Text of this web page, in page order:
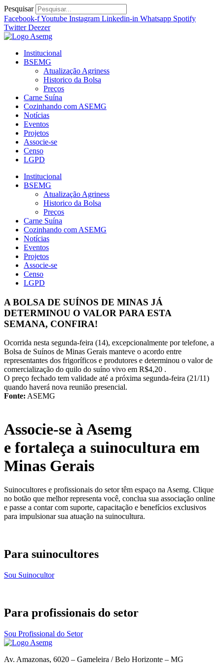
Ir
para
o
conteúdo
Pesquisar
Facebook-fYoutube Instagram Linkedin-in Whatsapp Spotify
Twitter Deezer
Institucional
BSEMG
Atualização Agriness
Historico da Bolsa
Preços
Carne Suína
Cozinhando com ASEMG
Notícias
Eventos
Projetos
Associe-se
Censo
LGPD
Institucional
BSEMG
Atualização Agriness
Historico da Bolsa
Preços
Carne Suína
Cozinhando com ASEMG
Notícias
Eventos
Projetos
Associe-se
Censo
LGPD
A BOLSA DE SUÍNOS DE MINAS JÁ
DETERMINOU O VALOR PARA ESTA
SEMANA, CONFIRA!
Ocorrida nesta segunda-feira (14), excepcionalmente por telefone, a
Bolsa de Suínos de Minas Gerais manteve o acordo entre
representantes dos frigoríficos e produtores e determinou o valor de
comercialização do quilo do suíno vivo em R$4,20 .
O preço fechado tem validade até a próxima segunda-feira (21/11)
quando haverá nova reunião presencial.
Fonte: ASEMG
Associe-se à Asemg
e fortaleça a suinocultura em
Minas Gerais
Suinocultores e profissionais do setor têm espaço na Asemg. Clique
no botão que melhor representa você, conclua sua associação online
e passe a contar com suporte, capacitação e benefícios exclusivos
para impulsionar sua atuação na suinocultura.
Para suinocultores
Sou Suinocultor
Para profissionais do setor
Sou Profissional do Setor
Av. Amazonas, 6020 – Gameleira / Belo Horizonte – MG